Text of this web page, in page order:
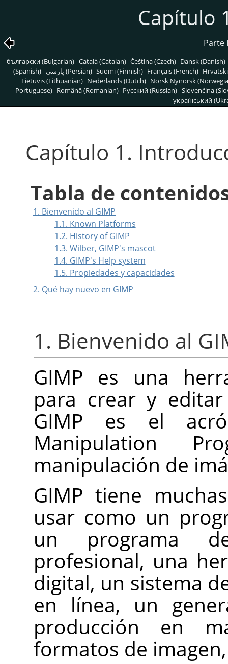
Capítulo
Parte
български (Bulgarian) Català (Catalan) Čeština (Czech) Dansk (Danish)
(Spanish)
پارسی (Persian) Suomi (Finnish) Français (French)
Lietuvis (Lithuanian) Nederlands (Dutch) Norsk Nynorsk
Portuguese) Română (Romanian) Pусский (Russian) Slovenčina
український
Capítulo 1.
Tabla de
1. Bienvenido al GIMP
1.1. Known Platforms
1.2. History of GIMP
1.3. Wilber, GIMP's mascot
1.4. GIMP's Help system
1.5. Propiedades y capacidades
2. Qué hay nuevo en GIMP
1. Bienvenido al
GIMP es una
para crear y
GIMP es el
Manipulation
manipulación de
GIMP tiene
usar como un
un programa
profesional, una
digital, un sistema
en línea, un
producción en
formatos de